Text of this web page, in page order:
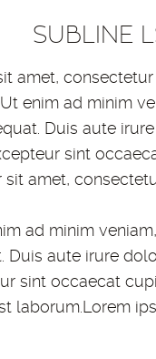
SUBLINE
amet,
enim ad minim
Duis aute
sint
amet,
ad minim
Duis aute irure
sint occaecat
laborum.Lorem